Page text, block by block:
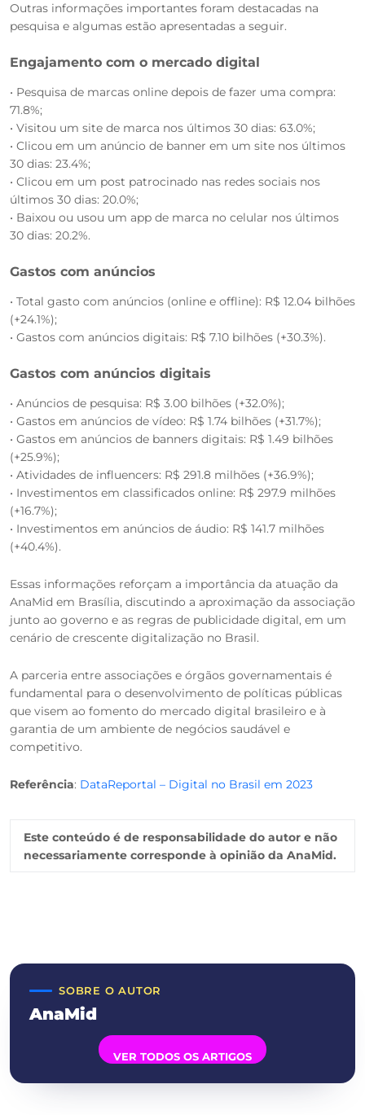
Outras informações importantes foram destacadas na
pesquisa e algumas estão apresentadas a seguir.
Engajamento com o mercado digital
• Pesquisa de marcas online depois de fazer uma compra:
71.8%;
• Visitou um site de marca nos últimos 30 dias: 63.0%;
• Clicou em um anúncio de banner em um site nos últimos
30 dias: 23.4%;
• Clicou em um post patrocinado nas redes sociais nos
últimos 30 dias: 20.0%;
• Baixou ou usou um app de marca no celular nos últimos
30 dias: 20.2%.
Gastos com anúncios
• Total gasto com anúncios (online e offline): R$ 12.04 bilhões
(+24.1%);
• Gastos com anúncios digitais: R$ 7.10 bilhões (+30.3%).
Gastos com anúncios digitais
• Anúncios de pesquisa: R$ 3.00 bilhões (+32.0%);
• Gastos em anúncios de vídeo: R$ 1.74 bilhões (+31.7%);
• Gastos em anúncios de banners digitais: R$ 1.49 bilhões
(+25.9%);
• Atividades de influencers: R$ 291.8 milhões (+36.9%);
• Investimentos em classificados online: R$ 297.9 milhões
(+16.7%);
• Investimentos em anúncios de áudio: R$ 141.7 milhões
(+40.4%).
Essas informações reforçam a importância da atuação da
AnaMid em Brasília, discutindo a aproximação da associação
junto ao governo e as regras de publicidade digital, em um
cenário de crescente digitalização no Brasil.
A parceria entre associações e órgãos governamentais é
fundamental para o desenvolvimento de políticas públicas
que visem ao fomento do mercado digital brasileiro e à
garantia de um ambiente de negócios saudável e
competitivo.
Referência: DataReportal – Digital no Brasil em 2023
Este conteúdo é de responsabilidade do autor e não
necessariamente corresponde à opinião da AnaMid.
SOBRE O AUTOR
AnaMid
VER TODOS OS ARTIGOS